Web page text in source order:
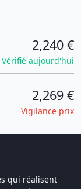
2,240 €
Vérifié aujourd'hui
2,269 €
Vigilance prix
qui réalisent